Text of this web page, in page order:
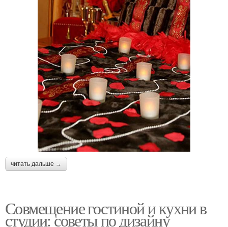
читать дальше →
Совмещение гостиной и кухни в
студии: советы по дизайну